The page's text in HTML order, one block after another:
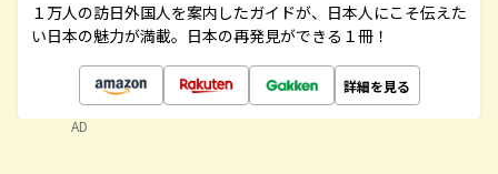
１万人の訪日外国人を案内したガイドが、日本人にこそ伝えた
い日本の魅力が満載。日本の再発見ができる１冊！
詳細を見る
AD